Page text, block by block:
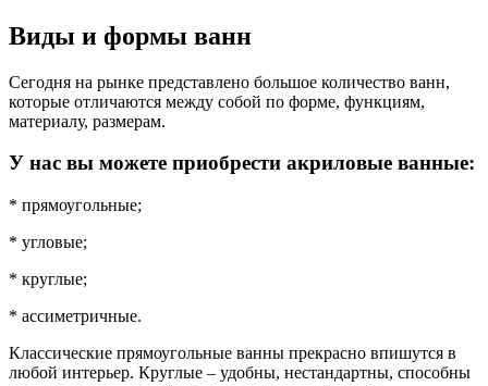
Виды и формы ванн
Сегодня на рынке представлено большое количество ванн,
которые отличаются между собой по форме, функциям,
материалу, размерам.
У нас вы можете приобрести акриловые ванные:
* прямоугольные;
* угловые;
* круглые;
* ассиметричные.
Классические прямоугольные ванны прекрасно впишутся в
любой интерьер. Круглые – удобны, нестандартны, способны